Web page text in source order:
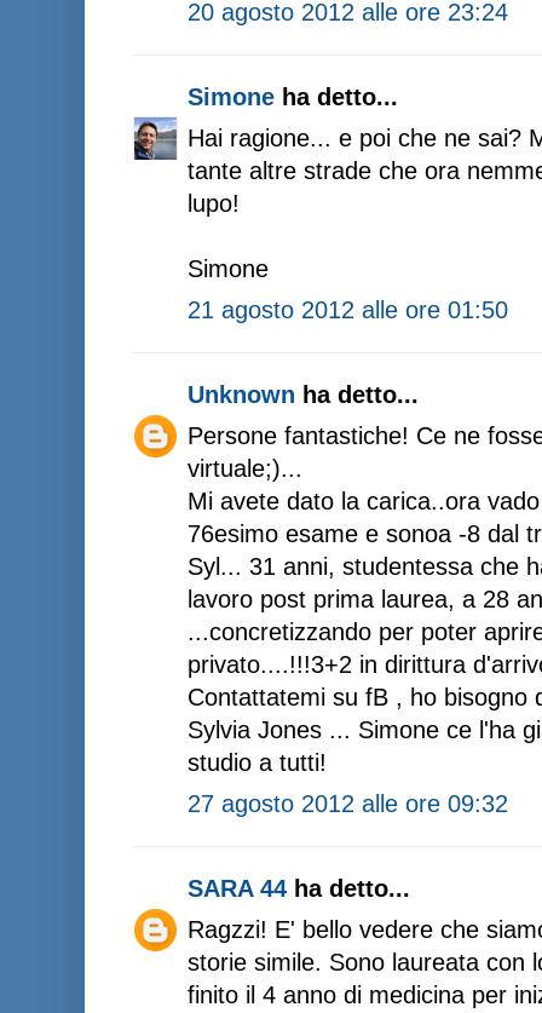
20 agosto 2012 alle ore 23:24
Simone ha detto...
Hai ragione... e poi che ne sai?
tante altre strade che ora
lupo!
Simone
21 agosto 2012 alle ore 01:50
Unknown ha detto...
Persone fantastiche! Ce ne
virtuale;)...
Mi avete dato la carica..ora
76esimo esame e sonoa -8 dal
Syl... 31 anni, studentessa che
lavoro post prima laurea, a 28
...concretizzando per poter
privato....!!!3+2 in dirittura
Contattatemi su fB , ho bisogno
Sylvia Jones ... Simone ce l'ha
studio a tutti!
27 agosto 2012 alle ore 09:32
SARA 44 ha detto...
Ragzzi! E' bello vedere che
storie simile. Sono laureata con
finito il 4 anno di medicina per